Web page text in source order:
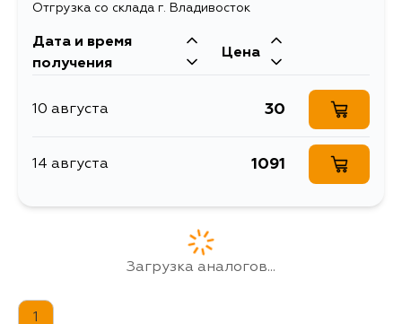
Отгрузка со склада г. Владивосток
Дата и время
получения
Цена
10 августа 30
14 августа 1091
Загрузка аналогов...
1